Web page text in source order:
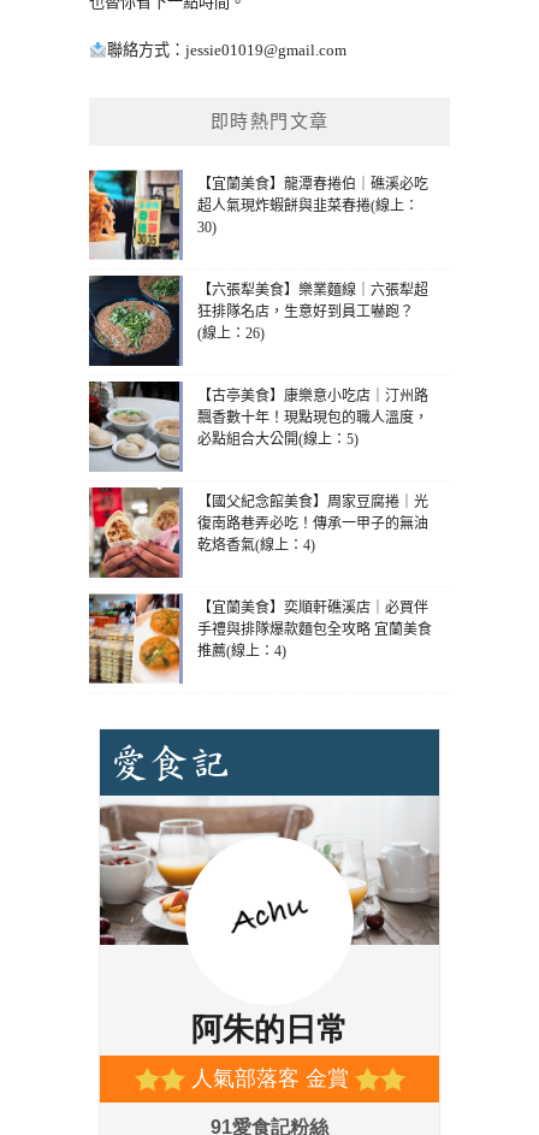
聯絡方式： jessie01019@gmail.com
即時熱門文章
【宜蘭美食】龍潭春捲伯｜礁溪必吃
超人氣現炸蝦餅與韭菜春捲(線上：
30)
【六張犁美食】樂業麵線｜六張犁超
狂排隊名店，生意好到員工嚇跑？
(線上：26)
【古亭美食】康樂意小吃店｜汀州路
飄香數十年！現點現包的職人溫度，
必點組合大公開(線上：5)
【國父紀念館美食】周家豆腐捲｜光
復南路巷弄必吃！傳承一甲子的無油
乾烙香氣(線上：4)
【宜蘭美食】奕順軒礁溪店｜必買伴
手禮與排隊爆款麵包全攻略 宜蘭美食
推薦(線上：4)